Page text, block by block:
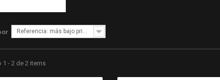
Referencia: más bajo primero
1 - 2 de 2 items